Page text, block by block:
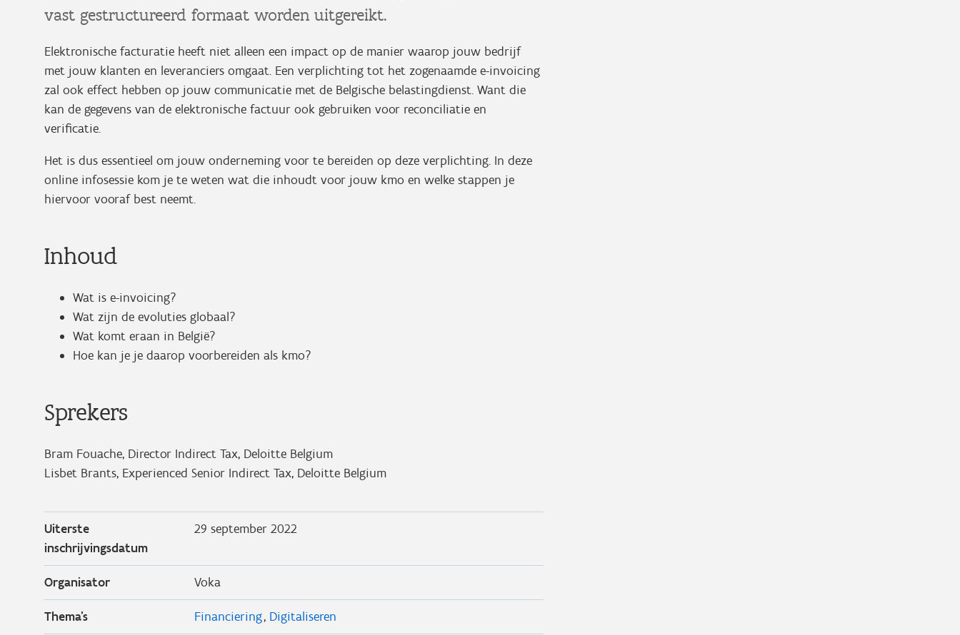
vast gestructureerd formaat worden uitgereikt.
Elektronische facturatie heeft niet alleen een impact op de manier waarop jouw bedrijf
met jouw klanten en leveranciers omgaat. Een verplichting tot het zogenaamde e-invoicing
zal ook effect hebben op jouw communicatie met de Belgische belastingdienst. Want die
kan de gegevens van de elektronische factuur ook gebruiken voor reconciliatie en
verificatie.
Het is dus essentieel om jouw onderneming voor te bereiden op deze verplichting. In deze
online infosessie kom je te weten wat die inhoudt voor jouw kmo en welke stappen je
hiervoor vooraf best neemt.
Inhoud
Wat is e-invoicing?
Wat zijn de evoluties globaal?
Wat komt eraan in België?
Hoe kan je je daarop voorbereiden als kmo?
Sprekers
Bram Fouache, Director Indirect Tax, Deloitte Belgium
Lisbet Brants, Experienced Senior Indirect Tax, Deloitte Belgium
Uiterste
inschrijvingsdatum
29 september 2022
Organisator Voka
Thema's Financiering Digitaliseren